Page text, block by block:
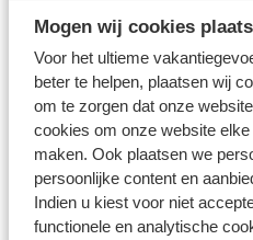
Mogen wij cookies
Voor het ultieme
beter te helpen, plaatsen wij
om te zorgen dat onze
cookies om onze website
maken. Ook plaatsen we
persoonlijke content en
Indien u kiest voor niet
functionele en analytische
Indoor-
Mehr sehen
Im Park